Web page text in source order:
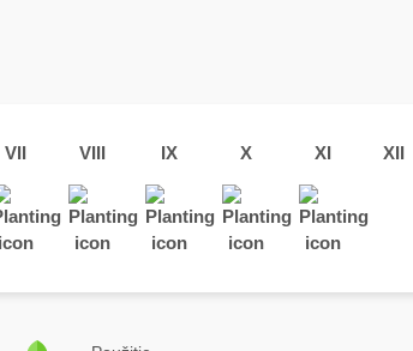
VII VIII IX X XI XII